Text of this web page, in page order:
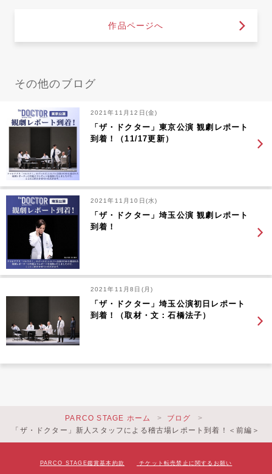
作品ページへ
その他のブログ
2021年11月12日(金)
「ザ・ドクター」東京公演 観劇レポート
到着！（11/17更新）
2021年11月10日(水)
「ザ・ドクター」埼玉公演 観劇レポート
到着！
2021年11月8日(月)
「ザ・ドクター」埼玉公演初日レポート
到着！（取材・文：石橋法子）
PARCO STAGE ホーム
ブログ
「ザ・ドクター」新人スタッフによる稽古場レポート到着！＜前編＞
PARCO STAGE鑑賞基本約款 チケット転売禁止に関するお願い